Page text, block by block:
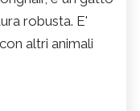
robusta. E'
altri animali